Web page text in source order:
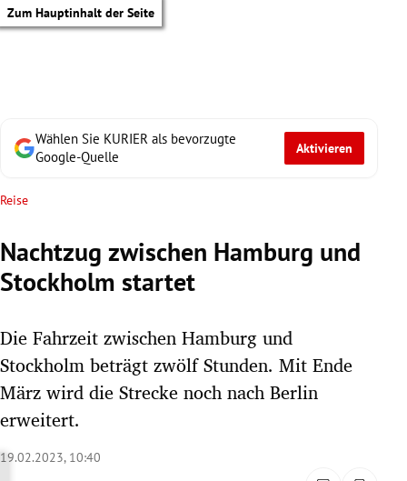
Zum Hauptinhalt der Seite
Untermenü
Untermenü
Untermenü
Wählen Sie KURIER als bevorzugte
Google-Quelle
Aktivieren
Reise
Nachtzug zwischen Hamburg und
Stockholm startet
Die Fahrzeit zwischen Hamburg und
Stockholm beträgt zwölf Stunden. Mit Ende
März wird die Strecke noch nach Berlin
erweitert.
19.02.2023, 10:40